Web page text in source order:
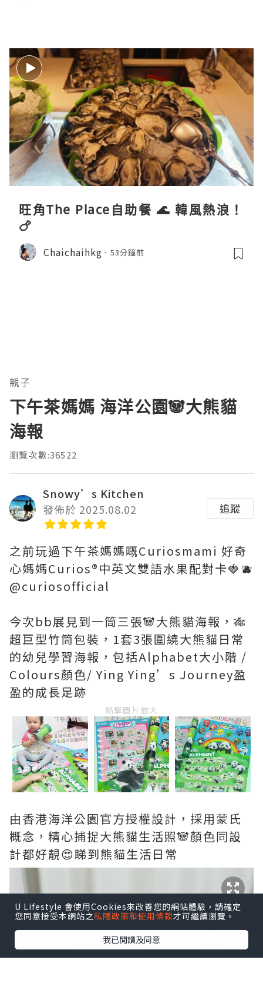
旺角The Place自助餐 🌊 韓風熱浪！
🍗
Chaichaihkg 53分鐘前
親子
下午茶媽媽 海洋公園🐼大熊貓
海報
瀏覽次數:36522
Snowy’s Kitchen
發佈於 2025.08.02
追蹤
之前玩過下午茶媽媽嘅Curiosmami 好奇
心媽媽Curios®️中英文雙語水果配對卡🍓🫐
@curiosofficial
今次bb展見到一筒三張🐼大熊貓海報，🎋
超巨型竹筒包裝，1套3張圍繞大熊貓日常
的幼兒學習海報，包括Alphabet大小階 /
Colours顏色/ Ying Ying’s Journey盈
盈的成長足跡
點擊圖片放大
由香港海洋公園官方授權設計，採用蒙氏
概念，精心捕捉大熊貓生活照🐼顏色同設
計都好靚😍睇到熊貓生活日常
U Lifestyle 會使用Cookies來改善您的網站體驗，請確定
您同意接受本網站之私隱政策和使用條款才可繼續瀏覽。
我已閱讀及同意